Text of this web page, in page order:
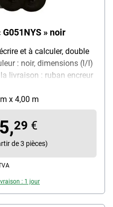
G051NYS » noir
et à calculer, double
: noir, dimensions (l/l)
livraison : ruban encreur
x 4,00 m
5,29 €
de 3 pièces)
: 1 jour